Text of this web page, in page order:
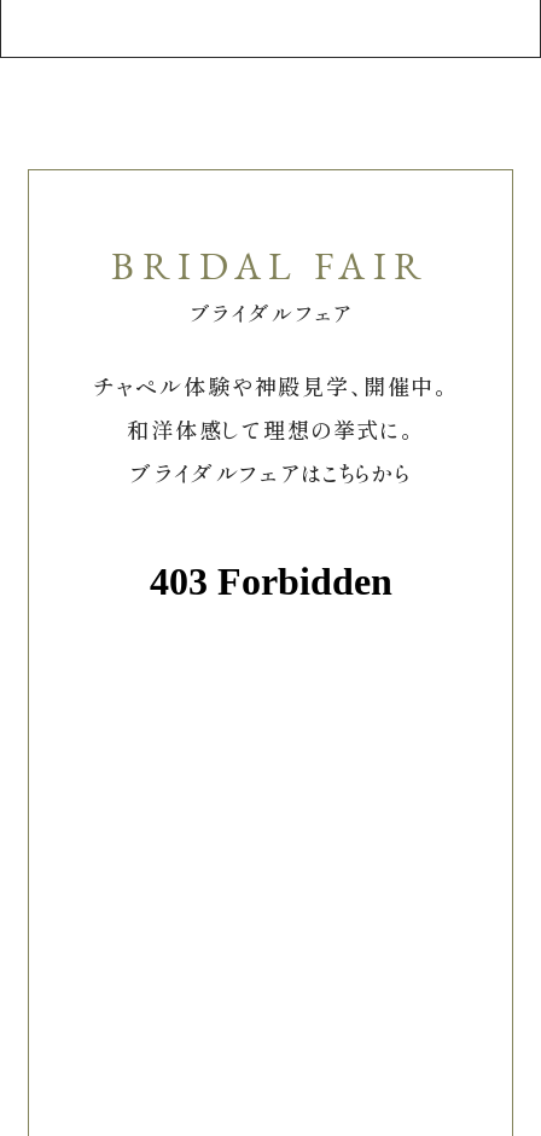
ブライダルフェア
チャペル体験や神殿見学、開催中。
和洋体感して理想の挙式に。
ブライダルフェアはこちらから